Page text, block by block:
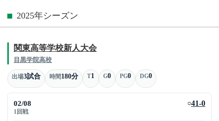
2025年シーズン
関東高等学校新人大会
目黒学院高校
出場3試合 時間180分 T1 G0 PG0 DG0
02/08
1回戦
○41-0